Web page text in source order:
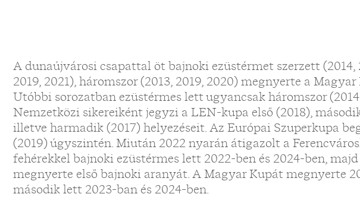
A dunaújvárosi csapattal öt bajnoki ezüstérmet szerzett (2014,
2019, 2021), háromszor (2013, 2019, 2020) megnyerte a
Utóbbi sorozatban ezüstérmes lett ugyancsak háromszor (2014,
Nemzetközi sikereiként jegyzi a LEN-kupa első (2018),
illetve harmadik (2017) helyezéseit. Az Európai Szuperkupa
(2019) úgyszintén. Miután 2022 nyarán átigazolt a
fehérekkel bajnoki ezüstérmes lett 2022-ben és 2024-ben,
megnyerte első bajnoki aranyát. A Magyar Kupát megnyerte
második lett 2023-ban és 2024-ben.